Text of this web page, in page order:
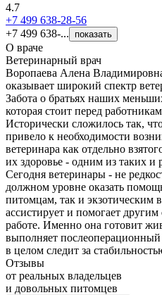
4.7
+7 499 638-28-56
+7 499 638-...
показать
О враче
Ветеринарный врач
Воропаева Алена
оказывает широкий спектр
Забота о братьях наших
которая стоит перед
Исторически сложилось так,
привело к необходимости
ветеринара как отдельно
их здоровье - одним из таких и
Сегодня ветеринары - не
должном уровне оказать
питомцам, так и экзотическим
ассистирует и помогает
работе. Именно она готовит
выполняет
в целом следит за
Отзывы
от реальных владельцев
и довольных питомцев